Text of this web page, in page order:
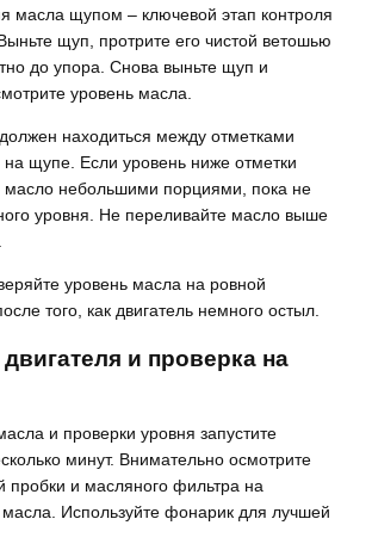
масла щупом – ключевой этап контроля
щуп, протрите его чистой ветошью
до упора. Снова выньте щуп и
уровень масла.
находиться между отметками
щупе. Если уровень ниже отметки
масло небольшими порциями, пока не
уровня. Не переливайте масло выше
уровень масла на ровной
того, как двигатель немного остыл.
и проверка на
и проверки уровня запустите
минут. Внимательно осмотрите
пробки и масляного фильтра на
масла. Используйте фонарик для лучшей